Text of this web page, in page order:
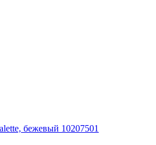
бежевый 10207501